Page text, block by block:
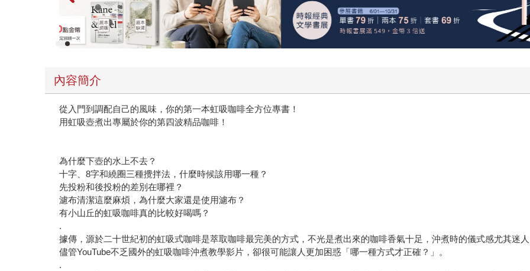
內容簡介
從入門到調配自己的風味，你的第一本虹吸咖啡全方位專書！
用虹吸壺煮出專屬於你的第四波精品咖啡！
為什麼下壺的水上不去？
十字、8字和繞圈三種攪拌法，什麼時候該用哪一種？
先投粉和後投粉的差別在哪裡？
濾布清潔這麼麻煩，為什麼大家還是使用濾布？
有小山丘的虹吸咖啡真的比較好喝嗎？
.
據傳，源於二十世紀初的虹吸式咖啡是萃取咖啡最完美的方式，不光是煮出來的咖啡香氣十足，沖煮時的儀式感尤其迷
儘管YouTube不乏國外的虹吸咖啡沖煮教學影片，卻很可能讓人更加困惑「哪一種方式才正確？」。
.